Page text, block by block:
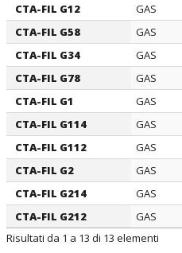
CTA-FIL G12
GAS
CTA-FIL G58
GAS
CTA-FIL G34
GAS
CTA-FIL G78
GAS
CTA-FIL G1
GAS
CTA-FIL G114
GAS
CTA-FIL G112
GAS
CTA-FIL G2
GAS
CTA-FIL G214
GAS
CTA-FIL G212
GAS
Risultati da 1 a 13 di 13 elementi